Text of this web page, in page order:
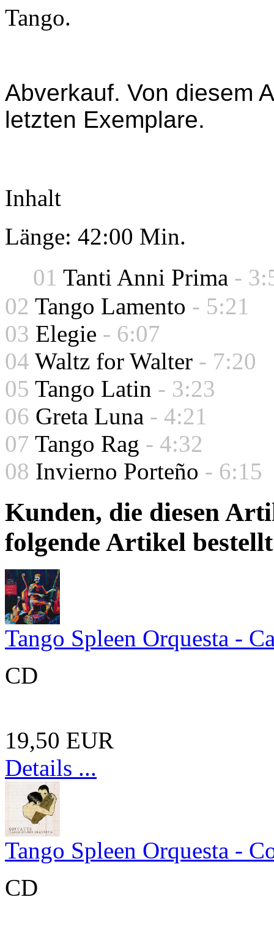
Tango.
Abverkauf. Von diesem
letzten Exemplare.
Inhalt
Länge: 42:00 Min.
01 Tanti Anni Prima -
02 Tango Lamento - 5:21
03 Elegie - 6:07
04 Waltz for Walter - 7:20
05 Tango Latin - 3:23
06 Greta Luna - 4:21
07 Tango Rag - 4:32
08 Invierno Porteño - 6:15
Kunden, die diesen
folgende Artikel
Tango Spleen Orquesta -
CD
19,50 EUR
Details ...
Tango Spleen Orquesta -
CD